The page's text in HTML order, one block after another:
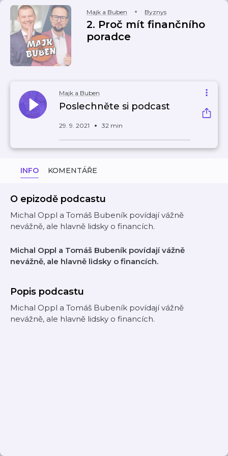
Majk a Buben Byznys
2. Proč mít finančního
poradce
Majk a Buben
Poslechněte si podcast
29. 9. 2021 32 min
INFO KOMENTÁŘE
O epizodě podcastu
Michal Oppl a Tomáš Bubeník povídají vážně
nevážně, ale hlavně lidsky o financích.
Michal Oppl a Tomáš Bubeník povídají vážně
nevážně, ale hlavně lidsky o financích.
Popis podcastu
Michal Oppl a Tomáš Bubeník povídají vážně
nevážně, ale hlavně lidsky o financích.